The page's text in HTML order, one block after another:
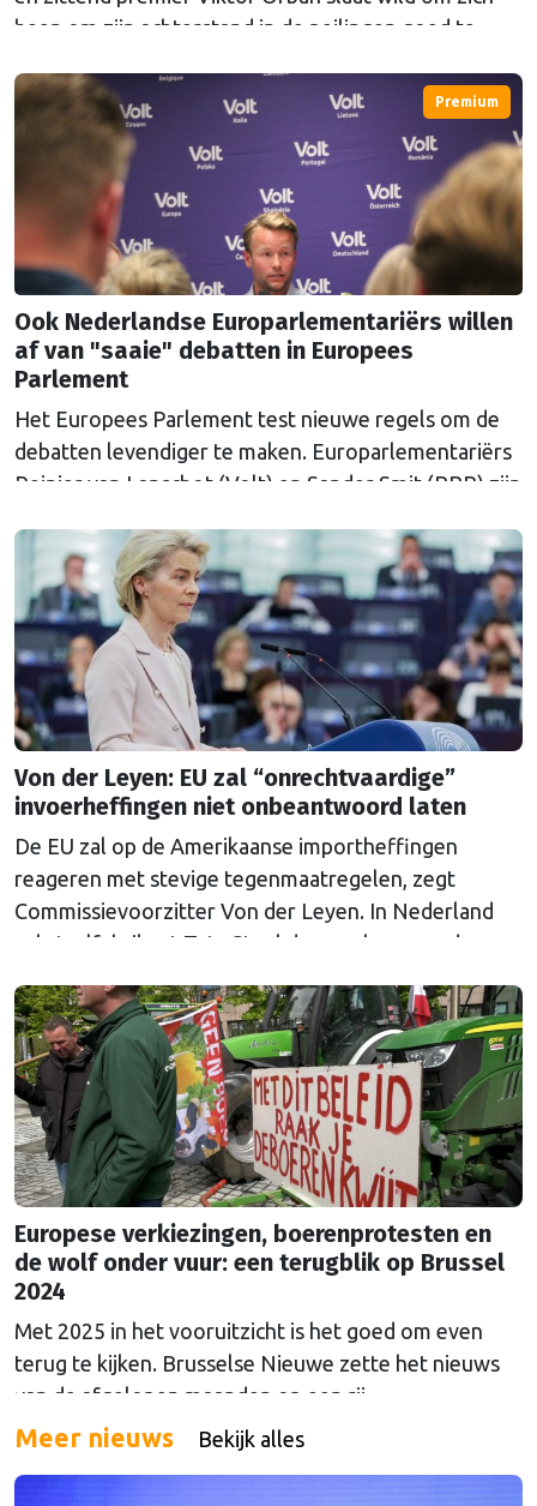
heen om zijn achterstand in de peilingen goed te
eigen ogen zien of de verkiezingen eerlijk verlopen.
Premium
Ook Nederlandse Europarlementariërs willen
af van "saaie" debatten in Europees
Parlement
Het Europees Parlement test nieuwe regels om de
debatten levendiger te maken. Europarlementariërs
Reinier van Lanschot (Volt) en Sander Smit (BBB) zijn
Von der Leyen: EU zal “onrechtvaardige”
invoerheffingen niet onbeantwoord laten
De EU zal op de Amerikaanse importheffingen
reageren met stevige tegenmaatregelen, zegt
Commissievoorzitter Von der Leyen. In Nederland
zal staalfabrikant Tata Steel de gevolgen van de
liet weten de maatregelen te betreuren.
Europese verkiezingen, boerenprotesten en
de wolf onder vuur: een terugblik op Brussel
2024
Met 2025 in het vooruitzicht is het goed om even
terug te kijken. Brusselse Nieuwe zette het nieuws
van de afgelopen maanden op een rij.
Meer nieuws Bekijk alles